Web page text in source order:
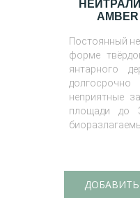
Постоянный
форме
янтарного
неприятные
площади до